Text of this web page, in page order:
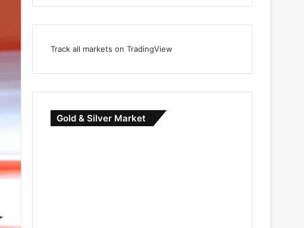
Track all markets on TradingView
Gold & Silver Market